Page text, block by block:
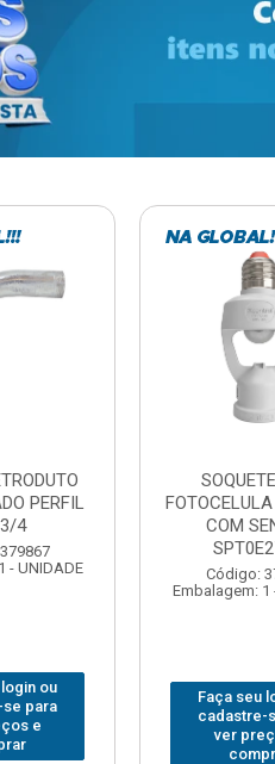
5/16”X1MT
379806
- UNIDADE
login ou
se para
e
JOMARCA
Código:
Embalagem:
Faça
ver